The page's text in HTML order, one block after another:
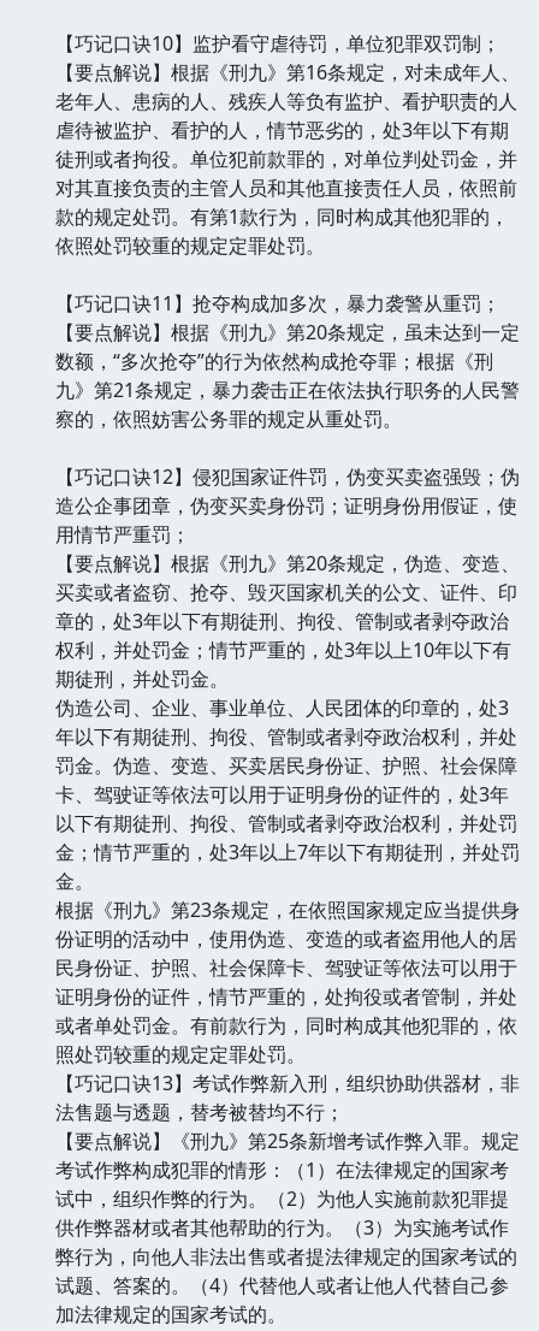
【巧记口诀10】监护看守虐待罚，单位犯罪双罚制；
【要点解说】根据《刑九》第16条规定，对未成年人、
老年人、患病的人、残疾人等负有监护、看护职责的人
虐待被监护、看护的人，情节恶劣的，处3年以下有期
徒刑或者拘役。单位犯前款罪的，对单位判处罚金，并
对其直接负责的主管人员和其他直接责任人员，依照前
款的规定处罚。有第1款行为，同时构成其他犯罪的，
依照处罚较重的规定定罪处罚。
【巧记口诀11】抢夺构成加多次，暴力袭警从重罚；
【要点解说】根据《刑九》第20条规定，虽未达到一定
数额，“多次抢夺”的行为依然构成抢夺罪；根据《刑
九》第21条规定，暴力袭击正在依法执行职务的人民警
察的，依照妨害公务罪的规定从重处罚。
【巧记口诀12】侵犯国家证件罚，伪变买卖盗强毁；伪
造公企事团章，伪变买卖身份罚；证明身份用假证，使
用情节严重罚；
【要点解说】根据《刑九》第20条规定，伪造、变造、
买卖或者盗窃、抢夺、毁灭国家机关的公文、证件、印
章的，处3年以下有期徒刑、拘役、管制或者剥夺政治
权利，并处罚金；情节严重的，处3年以上10年以下有
期徒刑，并处罚金。
伪造公司、企业、事业单位、人民团体的印章的，处3
年以下有期徒刑、拘役、管制或者剥夺政治权利，并处
罚金。伪造、变造、买卖居民身份证、护照、社会保障
卡、驾驶证等依法可以用于证明身份的证件的，处3年
以下有期徒刑、拘役、管制或者剥夺政治权利，并处罚
金；情节严重的，处3年以上7年以下有期徒刑，并处罚
金。
根据《刑九》第23条规定，在依照国家规定应当提供身
份证明的活动中，使用伪造、变造的或者盗用他人的居
民身份证、护照、社会保障卡、驾驶证等依法可以用于
证明身份的证件，情节严重的，处拘役或者管制，并处
或者单处罚金。有前款行为，同时构成其他犯罪的，依
照处罚较重的规定定罪处罚。
【巧记口诀13】考试作弊新入刑，组织协助供器材，非
法售题与透题，替考被替均不行；
【要点解说】《刑九》第25条新增考试作弊入罪。规定
考试作弊构成犯罪的情形：（1）在法律规定的国家考
试中，组织作弊的行为。（2）为他人实施前款犯罪提
供作弊器材或者其他帮助的行为。（3）为实施考试作
弊行为，向他人非法出售或者提法律规定的国家考试的
试题、答案的。（4）代替他人或者让他人代替自己参
加法律规定的国家考试的。